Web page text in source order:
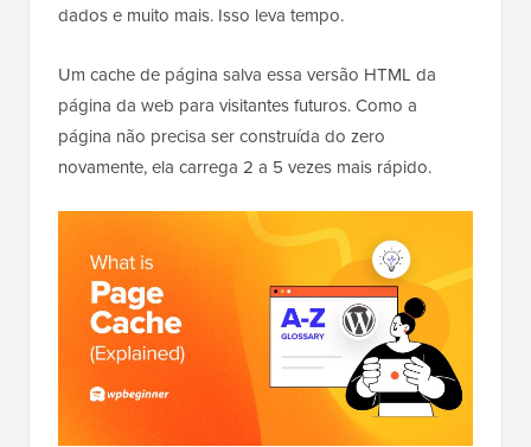
dados e muito mais. Isso leva tempo.
Um cache de página salva essa versão HTML da
página da web para visitantes futuros. Como a
página não precisa ser construída do zero
novamente, ela carrega 2 a 5 vezes mais rápido.